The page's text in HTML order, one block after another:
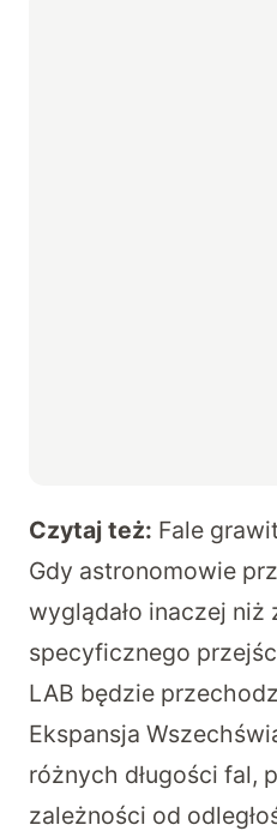
Czytaj też: Fale
Gdy astronomowie
wyglądało inaczej
specyficznego
LAB będzie
Ekspansja
różnych długości fal,
zależności od